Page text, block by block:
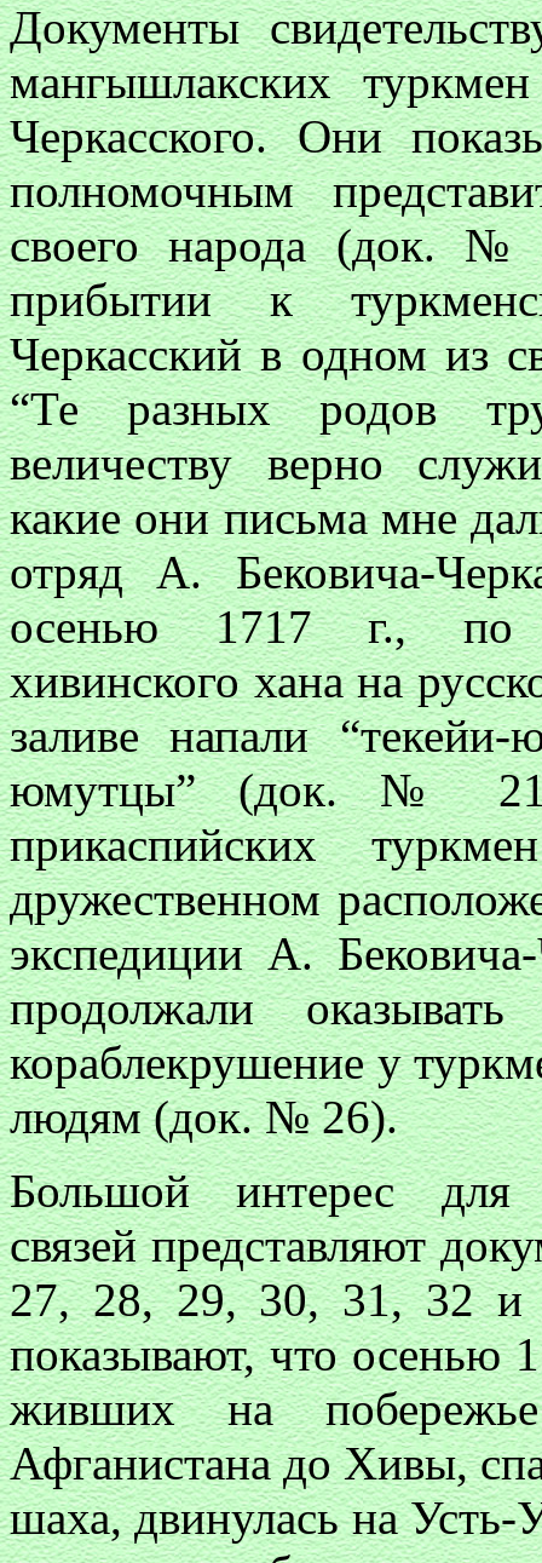
Документы
мангышлакских
Черкасского. Они
полномочным
своего народа (док.
прибытии к
Черкасский в одном из
“Те разных родов
величеству верно
какие они письма мне
отряд А. Бековича-
осенью 1717 г., по
хивинского хана на
заливе напали
юмутцы” (док. № 21,
прикаспийских
дружественном
экспедиции А.
продолжали
кораблекрушение у
людям (док. № 26).
Большой интерес для
связей представляют
27, 28, 29, 30, 31, 32 и
показывают, что осенью
живших на
Афганистана до Хивы,
шаха, двинулась на